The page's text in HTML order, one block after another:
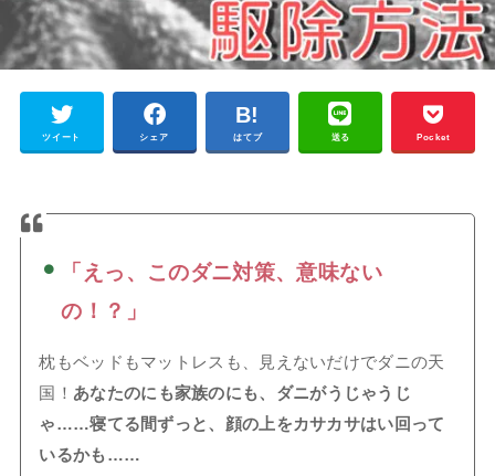
ツイート シェア はてブ 送る Pocket
「えっ、このダニ対策、意味ない
の！？」
枕もベッドもマットレスも、見えないだけでダニの天
国！ あなたのにも家族のにも、ダニがうじゃうじ
ゃ……寝てる間ずっと、顔の上をカサカサはい回って
いるかも……